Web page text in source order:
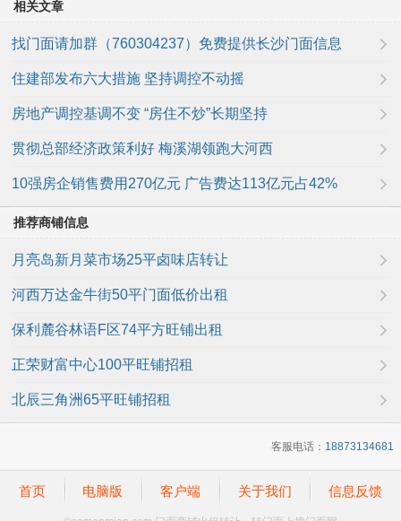
相关文章
找门面请加群（760304237）免费提供长沙门面信息
住建部发布六大措施 坚持调控不动摇
房地产调控基调不变 “房住不炒”长期坚持
贯彻总部经济政策利好 梅溪湖领跑大河西
10强房企销售费用270亿元 广告费达113亿元占42%
推荐商铺信息
月亮岛新月菜市场25平卤味店转让
河西万达金牛街50平门面低价出租
保利麓谷林语F区74平方旺铺出租
正荣财富中心100平旺铺招租
北辰三角洲65平旺铺招租
客服电话： 18873134681
首页 电脑版 客户端 关于我们 信息反馈